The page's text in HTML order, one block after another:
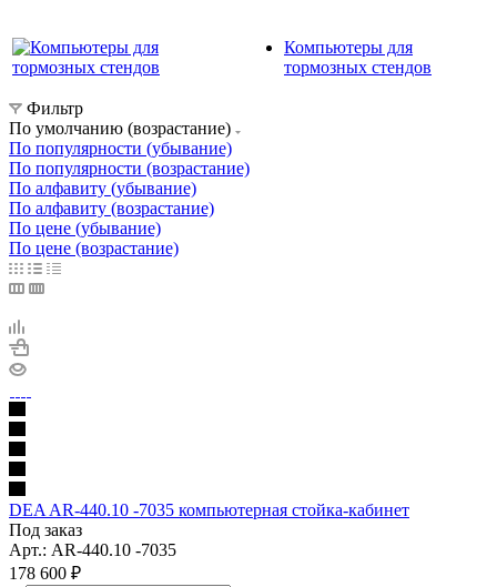
Компьютеры для
тормозных стендов
Фильтр
По умолчанию (возрастание)
По популярности (убывание)
По популярности (возрастание)
По алфавиту (убывание)
По алфавиту (возрастание)
По цене (убывание)
По цене (возрастание)
DEA AR-440.10 -7035 компьютерная стойка-кабинет
Под заказ
Арт.: AR-440.10 -7035
178 600 ₽